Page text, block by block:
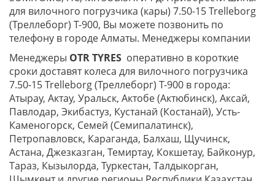
для вилочного погрузчика (кары) 7.50-15 Trelleborg
(Треллеборг) T-900, Вы можете позвонить по
телефону в городе Алматы. Менеджеры компании
Менеджеры OTR TYRES оперативно в короткие
сроки доставят колеса для вилочного погрузчика
7.50-15 Trelleborg (Треллеборг) T-900 в города:
Атырау, Актау, Уральск, Актобе (Актюбинск), Аксай,
Павлодар, Экибастуз, Кустанай (Костанай), Усть-
Каменогорск, Семей (Семипалатинск),
Петропавловск, Караганда, Балхаш, Щучинск,
Астана, Джезказган, Темиртау, Кокшетау, Байконур,
Тараз, Кызылорда, Туркестан, Талдыкорган,